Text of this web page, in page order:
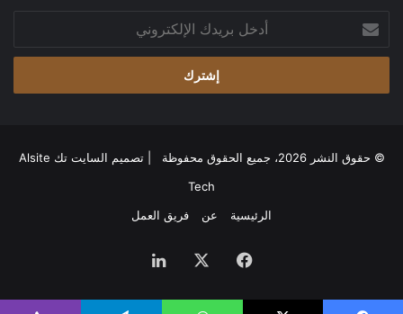
بريدك
الإلكتروني
© حقوق النشر 2026، جميع الحقوق محفوظة | تصميم
السايت تك Alsite
Tech
الرئيسية
عن فريق العمل
فيسبوك لينكدإن